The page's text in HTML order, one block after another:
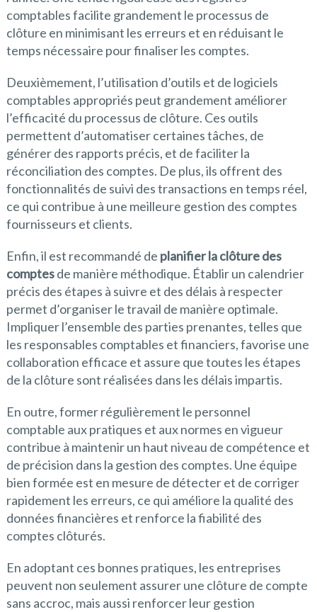
comptables facilite grandement le processus de
clôture en minimisant les erreurs et en réduisant le
temps nécessaire pour finaliser les comptes.
Deuxièmement, l’utilisation d’outils et de logiciels
comptables appropriés peut grandement améliorer
l’efficacité du processus de clôture. Ces outils
permettent d’automatiser certaines tâches, de
générer des rapports précis, et de faciliter la
réconciliation des comptes. De plus, ils offrent des
fonctionnalités de suivi des transactions en temps réel,
ce qui contribue à une meilleure gestion des comptes
fournisseurs et clients.
Enfin, il est recommandé de planifier la clôture des
comptesde manière méthodique. Établir un calendrier
précis des étapes à suivre et des délais à respecter
permet d’organiser le travail de manière optimale.
Impliquer l’ensemble des parties prenantes, telles que
les responsables comptables et financiers, favorise une
collaboration efficace et assure que toutes les étapes
de la clôture sont réalisées dans les délais impartis.
En outre, former régulièrement le personnel
comptable aux pratiques et aux normes en vigueur
contribue à maintenir un haut niveau de compétence et
de précision dans la gestion des comptes. Une équipe
bien formée est en mesure de détecter et de corriger
rapidement les erreurs, ce qui améliore la qualité des
données financières et renforce la fiabilité des
comptes clôturés.
En adoptant ces bonnes pratiques, les entreprises
peuvent non seulement assurer une clôture de compte
sans accroc, mais aussi renforcer leur gestion